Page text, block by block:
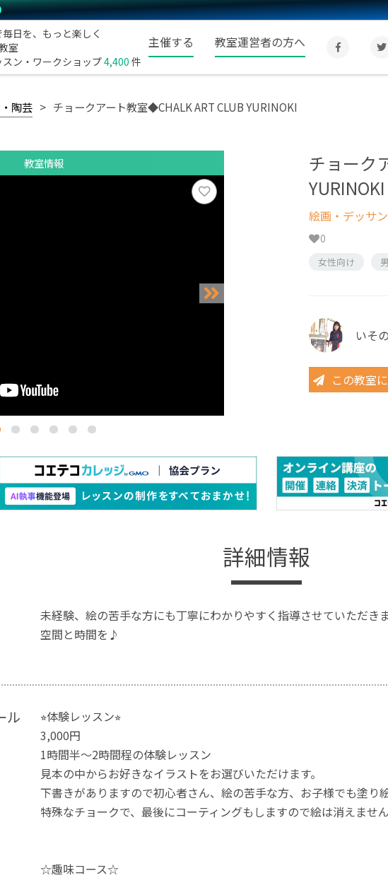
日を、もっと楽しく
室
ン・ワークショップ4,400 件
主催する 教室運営者の方へ
陶芸 チョークアート教室◆CHALK ART CLUB YURINOKI
教室情報
チョーク
YURINOKI
絵画・デッサ
0
女性向け
いそ
この教室
詳細情報
未経験、絵の苦手な方にも丁寧にわかりやすく指導させていただき
空間と時間を♪
ル
⭐︎体験レッスン⭐︎
3,000円
1時間半〜2時間程の体験レッスン
見本の中からお好きなイラストをお選びいただけます。
下書きがありますので初心者さん、絵の苦手な方、お子様でも塗り
特殊なチョークで、最後にコーティングもしますので絵は消えませ
☆趣味コース☆